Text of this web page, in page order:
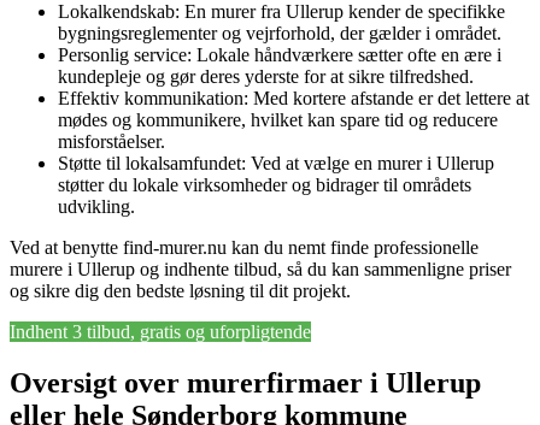
Lokalkendskab: En murer fra Ullerup kender de specifikke
bygningsreglementer og vejrforhold, der gælder i området.
Personlig service: Lokale håndværkere sætter ofte en ære i
kundepleje og gør deres yderste for at sikre tilfredshed.
Effektiv kommunikation: Med kortere afstande er det lettere at
mødes og kommunikere, hvilket kan spare tid og reducere
misforståelser.
Støtte til lokalsamfundet: Ved at vælge en murer i Ullerup
støtter du lokale virksomheder og bidrager til områdets
udvikling.
Ved at benytte find-murer.nu kan du nemt finde professionelle
murere i Ullerup og indhente tilbud, så du kan sammenligne priser
og sikre dig den bedste løsning til dit projekt.
Indhent 3 tilbud, gratis og uforpligtende
Oversigt over murerfirmaer i Ullerup
eller hele Sønderborg kommune